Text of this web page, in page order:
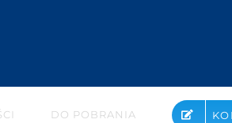
DO POBRANIA